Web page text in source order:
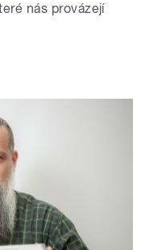
nás provázejí